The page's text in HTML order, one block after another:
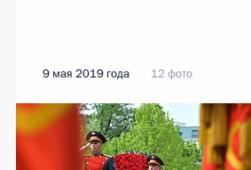
9 мая 2019 года 12 фото